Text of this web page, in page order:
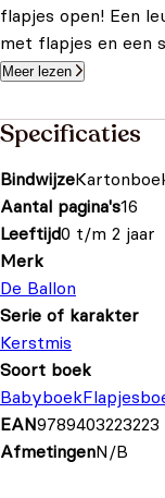
flapjes open! Een
met flapjes en een
Meer lezen
Specificaties
Bindwijze
Aantal pagina's16
Leeftijd0 t/m 2 jaar
Merk
De Ballon
Serie of karakter
Kerstmis
Soort boek
Babyboek
EAN9789403223223
AfmetingenN/B